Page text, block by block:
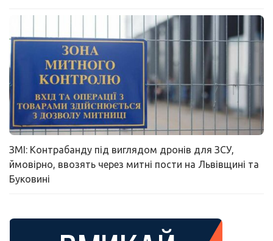
ЗМІ: Контрабанду під виглядом дронів для ЗСУ,
ймовірно, ввозять через митні пости на Львівщині та
Буковині